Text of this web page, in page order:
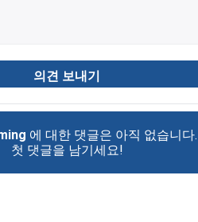
에 대한 댓글은 아직 없습니다.
첫 댓글을 남기세요!